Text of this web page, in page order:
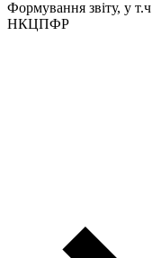
Формування звіту, у
НКЦПФР